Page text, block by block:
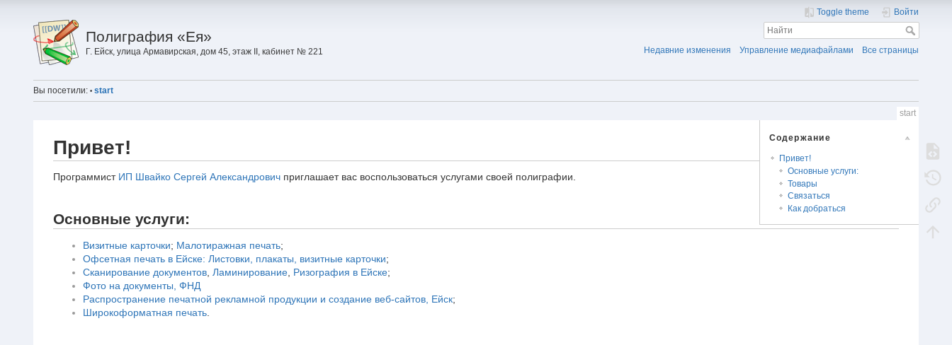
Полиграфия «Ея»
Г. Ейск, улица Армавирская, дом 45, этаж II, кабинет № 221
Toggle theme Войти
Недавние изменения Управление медиафайлами Все страницы
Вы посетили: • start
start
Содержание
Привет!
Основные услуги:
Товары
Связаться
Как добраться
Привет!
Программист ИП Швайко Сергей Александровичприглашает вас воспользоваться услугами своей полиграфии.
Основные услуги:
Визитные карточки; Малотиражная печать;
Офсетная печать в Ейске: Листовки, плакаты, визитные карточки;
Сканирование документов, Ламинирование, Ризография в Ейске;
Фото на документы, ФНД
Распространение печатной рекламной продукции и создание веб-сайтов, Ейск;
Широкоформатная печать.